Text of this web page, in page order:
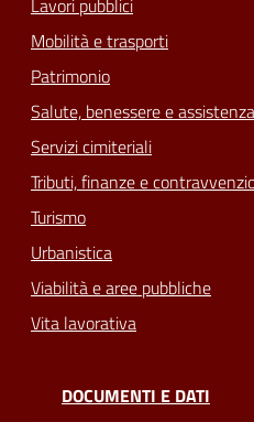
Lavori pubblici
Mobilità e trasporti
Patrimonio
Salute, benessere e assistenza
Servizi cimiteriali
Tributi, finanze e
Turismo
Urbanistica
Viabilità e aree pubbliche
Vita lavorativa
DOCUMENTI E DATI